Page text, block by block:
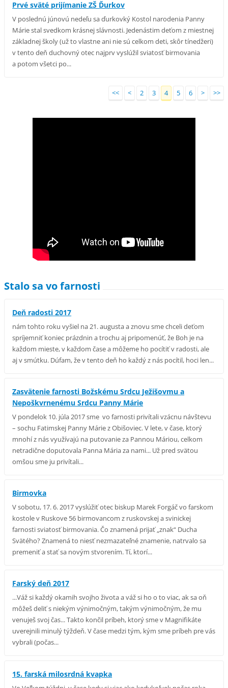
Prvé sväté prijímanie ZŠ Ďurkov
V poslednú júnovú nedeľu sa ďurkovký Kostol narodenia Panny
Márie stal svedkom krásnej slávnosti. Jedenástim deťom z miestnej
základnej školy (už to vlastne ani nie sú celkom deti, skôr tínedžeri)
v tento deň duchovný otec najprv vyslúžil sviatosť birmovania
a potom všetci po...
<< < 2 3 4 5 6 > >>
Stalo sa vo farnosti
Deň radosti 2017
nám tohto roku vyšiel na 21. augusta a znovu sme chceli deťom
spríjemniť koniec prázdnin a trochu aj pripomenúť, že Boh je na
každom mieste, v každom čase a môžeme ho pocítiť v radosti, ale
aj v smútku. Dúfam, že v tento deň ho každý z nás pocítil, hoci len...
Zasvätenie farnosti Božskému Srdcu Ježišovmu a
Nepoškvrnenému Srdcu Panny Márie
V pondelok 10. júla 2017 sme vo farnosti privítali vzácnu návštevu
– sochu Fatimskej Panny Márie z Obišoviec. V lete, v čase, ktorý
mnohí z nás využívajú na putovanie za Pannou Máriou, celkom
netradične doputovala Panna Mária za nami... Už pred svätou
omšou sme ju privítali...
Birmovka
V sobotu, 17. 6. 2017 vyslúžiť otec biskup Marek Forgáč vo farskom
kostole v Ruskove 56 birmovancom z ruskovskej a svinickej
farnosti sviatosť birmovania. Čo znamená prijať „znak“ Ducha
Svätého? Znamená to niesť nezmazateľné znamenie, natrvalo sa
premeniť a stať sa novým stvorením. Tí, ktorí...
Farský deň 2017
...Váž si každý okamih svojho života a váž si ho o to viac, ak sa oň
môžeš deliť s niekým výnimočným, takým výnimočným, že mu
venuješ svoj čas... Takto končil príbeh, ktorý sme v Magnifikáte
uverejnili minulý týždeň. V čase medzi tým, kým sme príbeh pre vás
vybrali (počas...
15. farská milosrdná kvapka